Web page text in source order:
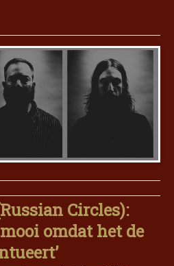
Circles):
omdat het de